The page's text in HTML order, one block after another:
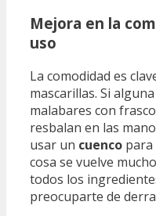
Mejora en la
uso
La comodidad es
mascarillas. Si
malabares con
resbalan en las
usar un cuenco para
cosa se vuelve
todos los
preocuparte de